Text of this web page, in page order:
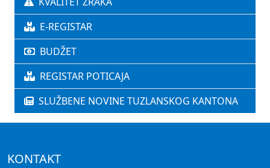
E-REGISTAR
BUDŽET
REGISTAR POTICAJA
SLUŽBENE NOVINE TUZLANSKOG KANTONA
KONTAKT